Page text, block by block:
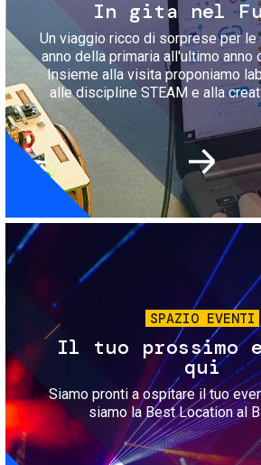
In gita nel
Un viaggio ricco di sorprese per
anno della primaria all'ultimo anno
Insieme alla visita proponiamo
alle discipline STEAM e alla
Immagine
SPAZIO EVENTI
Il tuo prossimo
qui
Siamo pronti a ospitare il tuo
siamo la Best Location al